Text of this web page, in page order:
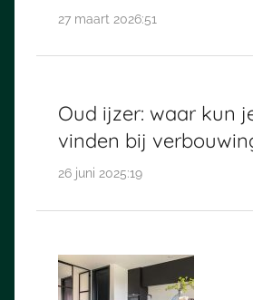
27 maart 2026:51
Oud ijzer: waar kun
vinden bij
26 juni 2025:19